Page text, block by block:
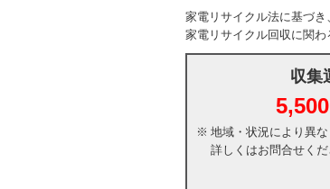
家電リサイクル法に基づき
家電リサイクル回収に関わ
収集
5,500
※ 地域・状況により異な
詳しくはお問合せくだ